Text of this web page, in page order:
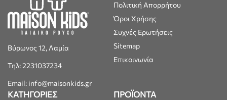
Βύρωνος 12, Λαμία
Τηλ: 2231037234
Email: info@maisonkids.gr
Πολιτική Απορρήτου
Όροι Χρήσης
Συχνές Ερωτήσεις
Sitemap
Επικοινωνία
ΚΑΤΗΓΟΡΙΕΣ ΠΡΟΪΟΝΤΑ